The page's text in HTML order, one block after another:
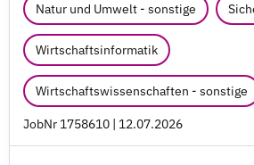
Natur und Umwelt - sonstige
Wirtschaftsinformatik
Wirtschaftswissenschaften - sonstige
JobNr 1758610 | 12.07.2026